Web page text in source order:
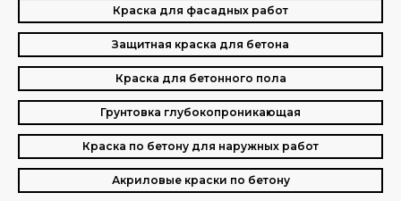
Краска для фасадных работ
Защитная краска для бетона
Краска для бетонного пола
Грунтовка глубокопроникающая
Краска по бетону для наружных работ
Акриловые краски по бетону